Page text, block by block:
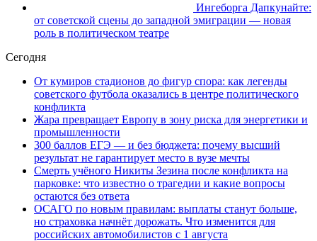
Ингеборга Дапкунайте:
от советской сцены до западной эмиграции — новая
роль в политическом театре
Сегодня
От кумиров стадионов до фигур спора: как легенды
советского футбола оказались в центре политического
конфликта
Жара превращает Европу в зону риска для энергетики и
промышленности
300 баллов ЕГЭ — и без бюджета: почему высший
результат не гарантирует место в вузе мечты
Смерть учёного Никиты Зезина после конфликта на
парковке: что известно о трагедии и какие вопросы
остаются без ответа
ОСАГО по новым правилам: выплаты станут больше,
но страховка начнёт дорожать. Что изменится для
российских автомобилистов с 1 августа